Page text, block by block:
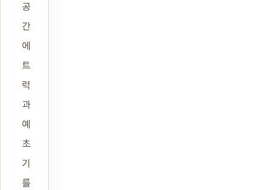
공
간
에
트
럭
과
예
초
기
를